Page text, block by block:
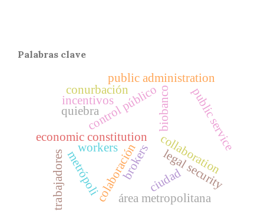
Palabras clave
biobanco
economic constitution collaboration
colaboración
public administration
control público
legal security
public service
ciudad
conurbación
área metropolitana
metrópoli
trabajadores
workers
incentivos
quiebra
brokers